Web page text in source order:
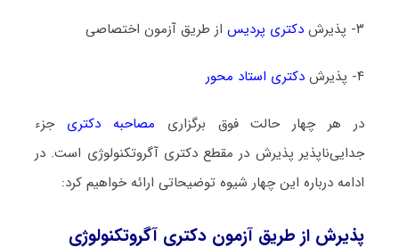
۳- پذیرش دکتری پردیساز طریق آزمون اختصاصی
۴- پذیرش دکتری استاد محور
در هر چهار حالت فوق برگزاری مصاحبه دکتری جزء
جدایی‌ناپذیر پذیرش در مقطع دکتری آگروتکنولوژی است. در
ادامه درباره این چهار شیوه توضیحاتی ارائه خواهیم کرد:
پذیرش از طریق آزمون دکتری آگروتکنولوژی